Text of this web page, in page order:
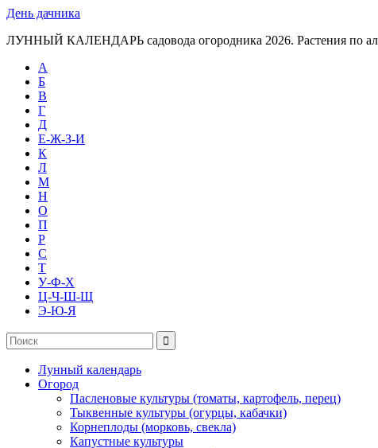
День дачника
ЛУННЫЙ КАЛЕНДАРЬ садовода огородника 2026. Растения по
А
Б
В
Г
Д
Е-Ж-З-И
К
Л
М
Н
О
П
Р
С
Т
У-Ф-Х
Ц-Ч-Ш-Щ
Э-Ю-Я
Лунный календарь
Огород
Пасленовые культуры (томаты, картофель, перец)
Тыквенные культуры (огурцы, кабачки)
Корнеплоды (морковь, свекла)
Капустные культуры